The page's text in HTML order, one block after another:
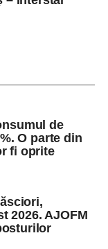
de
O parte din
fi oprite
2026. AJOFM